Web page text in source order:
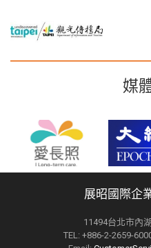
媒
展昭國際企
11494台北市內
TEL: +886-2-2659-